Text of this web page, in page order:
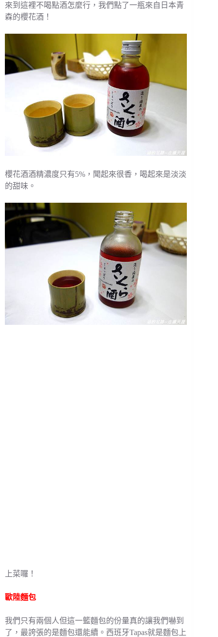
來到這裡不喝點酒怎麼行，我們點了一瓶來自日本青
森的櫻花酒！
櫻花酒酒精濃度只有5%，聞起來很香，喝起來是淡淡
的甜味。
上菜囉！
歐陸麵包
我們只有兩個人但這一籃麵包的份量真的讓我們嚇到
了，最誇張的是麵包還能續。西班牙Tapas就是麵包上